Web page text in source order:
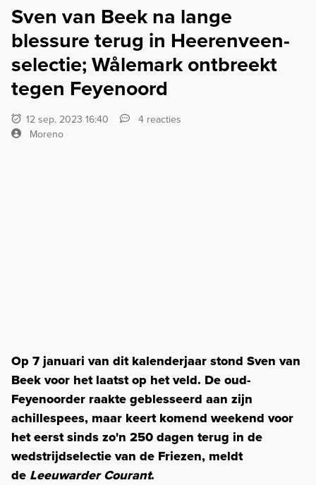
Sven van Beek na lange
blessure terug in Heerenveen-
selectie; Wålemark ontbreekt
tegen Feyenoord
12 sep. 2023 16:40
4 reacties
Moreno
Op 7 januari van dit kalenderjaar stond Sven van
Beek voor het laatst op het veld. De oud-
Feyenoorder raakte geblesseerd aan zijn
achillespees, maar keert komend weekend voor
het eerst sinds zo'n 250 dagen terug in de
wedstrijdselectie van de Friezen, meldt
de Leeuwarder Courant.